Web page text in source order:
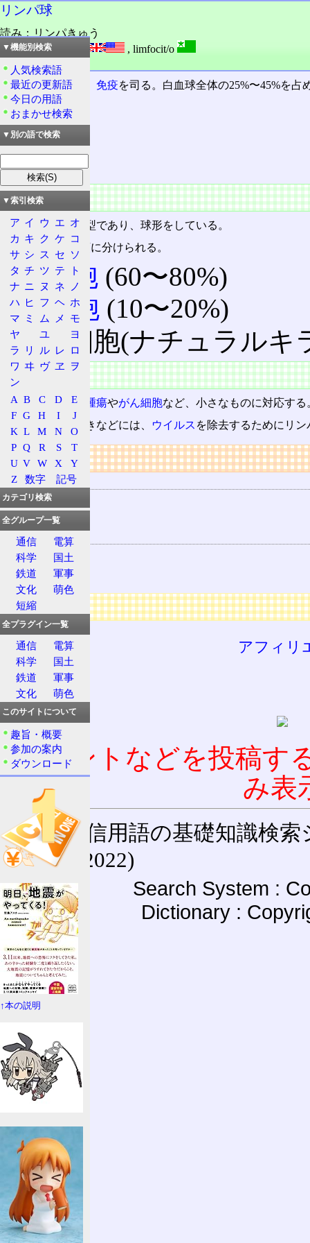
リンパ球
読み：リンパきゅう
外語：lymphocyte , limfocit/o
品詞：名詞
白血球の一種で、 免疫を司る。白血球全体の25%〜45%を占
目次
概要
特徴
概要
白血球の中で小型であり、球形をしている。
リンパ球は3種類に分けられる。
T細胞 (60〜80%)
B細胞 (10〜20%)
NK細胞(ナチュラルキ
特徴
ウイルス感染や 腫瘍やがん細胞など、小さなものに対応する
風邪を引いたときなどには、
ウイルス を除去するためにリ
リンク
用語の所属
白血球
免疫
関連する用語
T細胞
B細胞
広告
アフィリ
コメントなどを投稿す
み表
通信用語の基礎知識検索
(27-May-2022)
Search System :
Dictionary :
▼機能別検索
人気検索語
最近の更新語
今日の用語
おまかせ検索
▼別の語で検索
▼索引検索
ア イ ウ エ オ
カ キ ク ケ コ
サ シ ス セ ソ
タ チ ツ テ
ト
ナ ニ ヌ ネ
ノ
ハ ヒ フ ヘ ホ
マ ミ ム メ
モ
ヤ
ユ
ヨ
ラ
リ ル レ ロ
ワ ヰ ヴ ヱ
ヲ
ン
A B C D
E
F G H I
J
K L M N
O
P Q R S
T
U V W X
Y
Z
数字 記号
カテゴリ検索
全グループ一覧
通信
電算
科学
国土
鉄道
軍事
文化
萌色
短縮
全プラグイン一覧
通信
電算
科学
国土
鉄道
軍事
文化
萌色
このサイトについて
趣旨・概要
参加の案内
ダウンロード
↑本の説明